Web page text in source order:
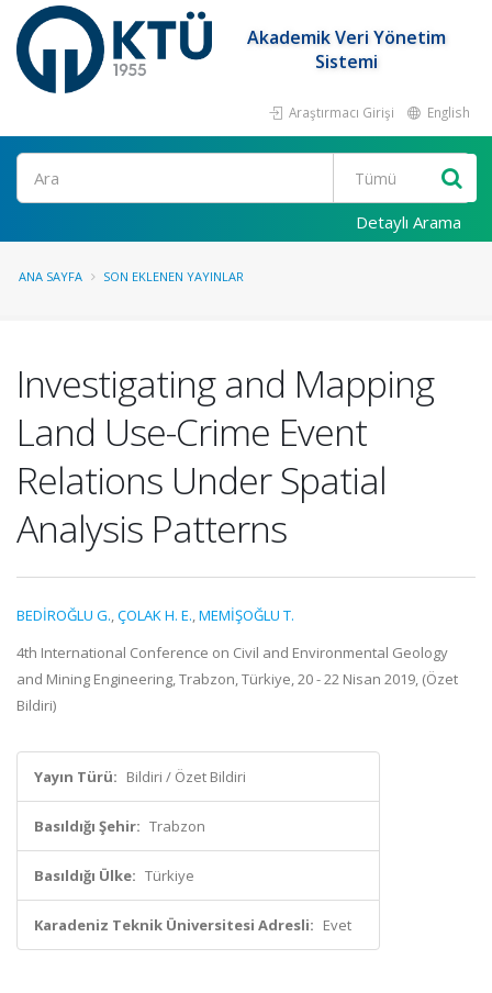
Akademik Veri Yönetim
Sistemi
Araştırmacı Girişi English
Ara
Detaylı Arama
ANA SAYFA SON EKLENEN YAYINLAR
Investigating and Mapping
Land Use-Crime Event
Relations Under Spatial
Analysis Patterns
BEDİROĞLU G.,ÇOLAK H. E.,MEMİŞOĞLU T.
4th International Conference on Civil and Environmental Geology
and Mining Engineering, Trabzon, Türkiye, 20 - 22 Nisan 2019, (Özet
Bildiri)
Yayın Türü: Bildiri / Özet Bildiri
Basıldığı Şehir: Trabzon
Basıldığı Ülke: Türkiye
Karadeniz Teknik Üniversitesi Adresli: Evet